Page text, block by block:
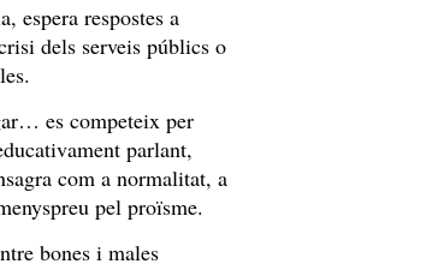
espera respostes a
dels serveis públics o
es competeix per
parlant,
com a normalitat, a
pel proïsme.
bones i males